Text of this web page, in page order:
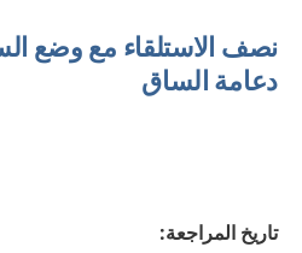
نصف الاستلقاء مع وضع
دعامة الساق
تاريخ المراجعة: